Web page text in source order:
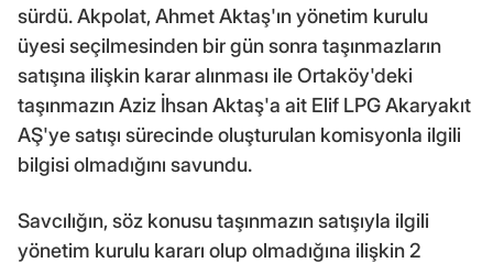
sürdü. Akpolat, Ahmet Aktaş'ın yönetim kurulu
üyesi seçilmesinden bir gün sonra taşınmazların
satışına ilişkin karar alınması ile Ortaköy'deki
taşınmazın Aziz İhsan Aktaş'a ait Elif LPG Akaryakıt
AŞ'ye satışı sürecinde oluşturulan komisyonla ilgili
bilgisi olmadığını savundu.
Savcılığın, söz konusu taşınmazın satışıyla ilgili
yönetim kurulu kararı olup olmadığına ilişkin 2